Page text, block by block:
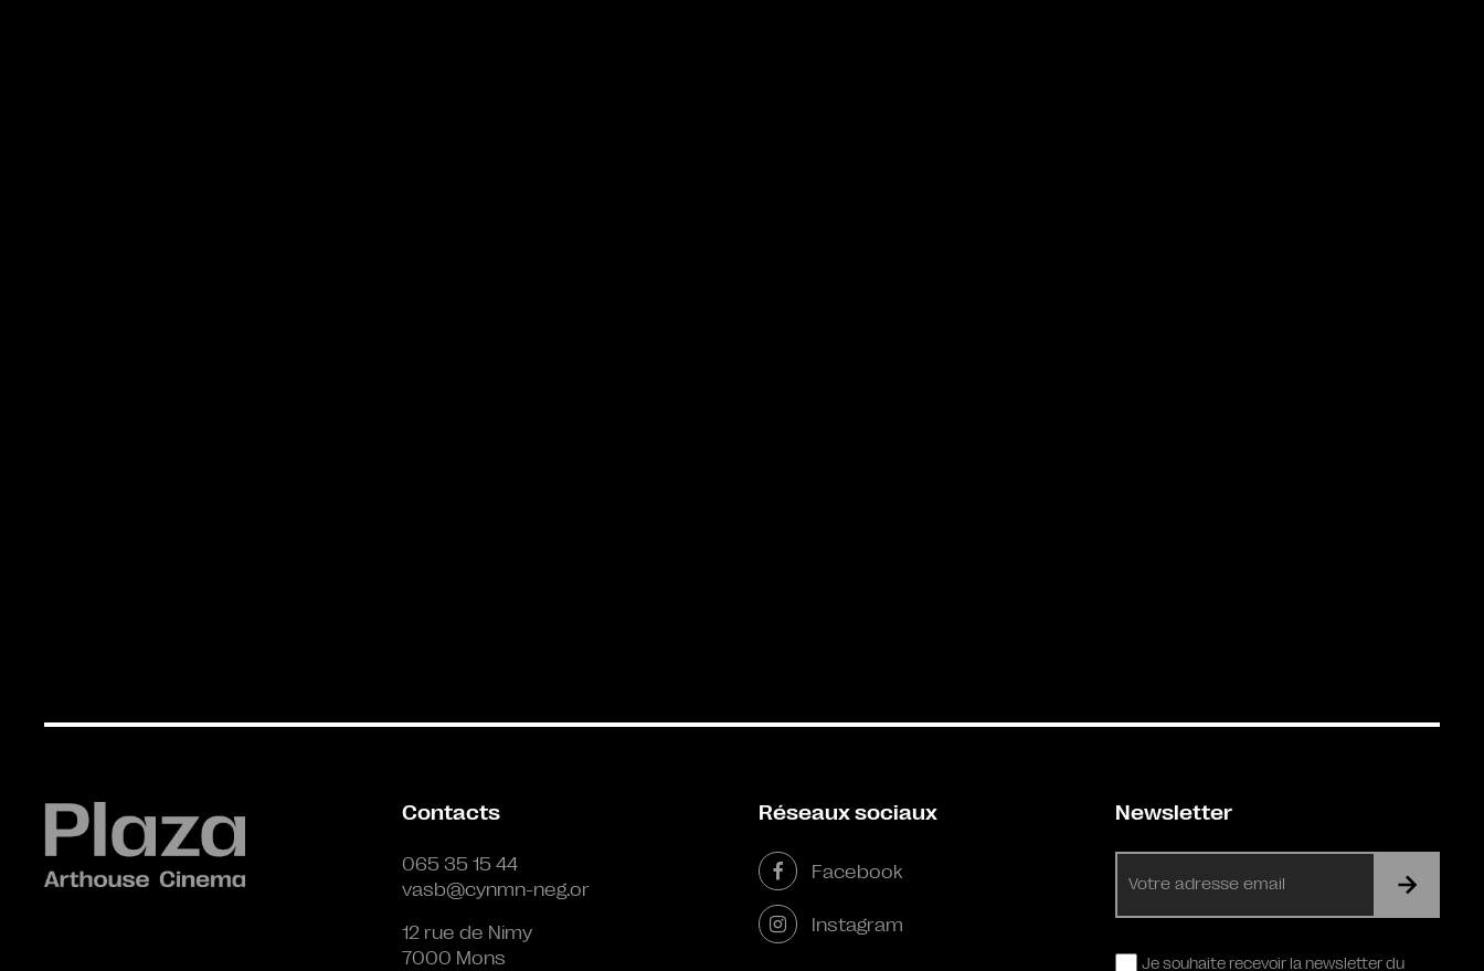
Contacts
065 35 15 44
vasb@cynmn-neg.or
12 rue de Nimy
7000 Mons
Réseaux sociaux
Facebook
Instagram
Newsletter
mail
RGPDJe souhaite recevoir la newsletter du